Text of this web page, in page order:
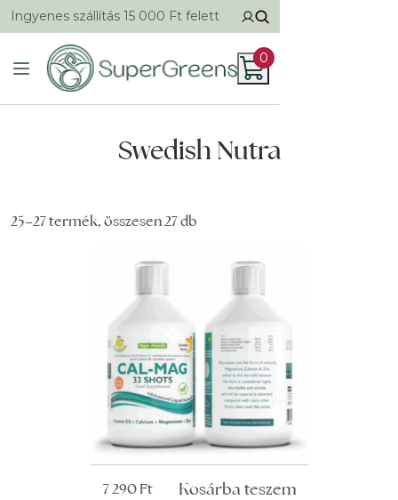
Ingyenes szállítás 15 000 Ft felett
0
Swedish Nutra
25–27 termék, összesen 27 db
7 290Ft Kosárba teszem